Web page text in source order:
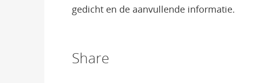
gedicht en de aanvullende informatie.
Share